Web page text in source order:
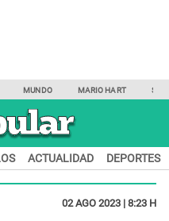
MUNDO MARIO HART
ACTUALIDAD DEPORTES
02 AGO 2023 | 8:23 H